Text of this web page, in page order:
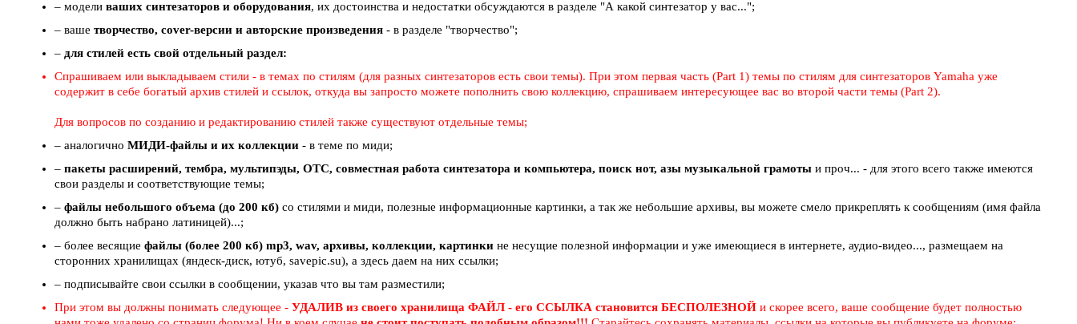
– модели ваших синтезаторов и оборудования, их достоинства и недостатки обсуждаются в разделе "А какой синтезатор у вас...";
– ваше творчество, cover-версии и авторские произведения - в разделе "творчество";
– для стилей есть свой отдельный раздел:
Спрашиваем или выкладываем стили - в темах по стилям (для разных синтезаторов есть свои темы). При этом первая часть (Part 1) темы по стилям для синтезаторов Yamaha уже
содержит в себе богатый архив стилей и ссылок, откуда вы запросто можете пополнить свою коллекцию, спрашиваем интересующее вас во второй части темы (Part 2).
Для вопросов по созданию и редактированию стилей также существуют отдельные темы;
– аналогично МИДИ-файлы и их коллекции - в теме по миди;
– пакеты расширений, тембра, мультипэды, ОТС, совместная работа синтезатора и компьютера, поиск нот, азы музыкальной грамоты и проч... - для этого всего также имеются
свои разделы и соответствующие темы;
– файлы небольшого объема (до 200 кб) со стилями и миди, полезные информационные картинки, а так же небольшие архивы, вы можете смело прикреплять к сообщениям (имя файла
должно быть набрано латиницей)...;
– более весящие файлы (более 200 кб) mp3, wav, архивы, коллекции, картинки не несущие полезной информации и уже имеющиеся в интернете, аудио-видео..., размещаем на
сторонних хранилищах (яндеск-диск, ютуб, savepic.su), а здесь даем на них ссылки;
– подписывайте свои ссылки в сообщении, указав что вы там разместили;
При этом вы должны понимать следующее - УДАЛИВ из своего хранилища ФАЙЛ - его ССЫЛКА становится БЕСПОЛЕЗНОЙ и скорее всего, ваше сообщение будет полностью